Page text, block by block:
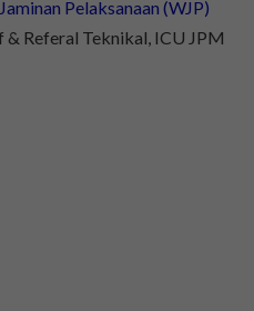
Referal Teknikal, ICU JPM